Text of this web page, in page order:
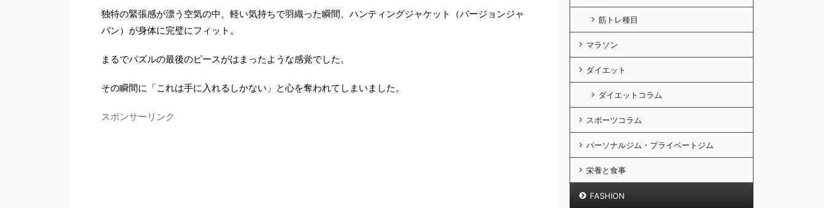
独特の緊張感が漂う空気の中、軽い気持ちで羽織った瞬間、ハンティングジャケット（バージョンジャ
パン）が身体に完璧にフィット。
まるでパズルの最後のピースがはまったような感覚でした。
その瞬間に「これは手に入れるしかない」と心を奪われてしまいました。
スポンサーリンク
筋トレ種目
マラソン
ダイエット
ダイエットコラム
スポーツコラム
パーソナルジム・プライベートジム
栄養と食事
FASHION